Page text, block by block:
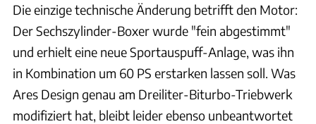
Die einzige technische Änderung betrifft den Motor:
Der Sechszylinder-Boxer wurde "fein abgestimmt"
und erhielt eine neue Sportauspuff-Anlage, was ihn
in Kombination um 60 PS erstarken lassen soll. Was
Ares Design genau am Dreiliter-Biturbo-Triebwerk
modifiziert hat, bleibt leider ebenso unbeantwortet